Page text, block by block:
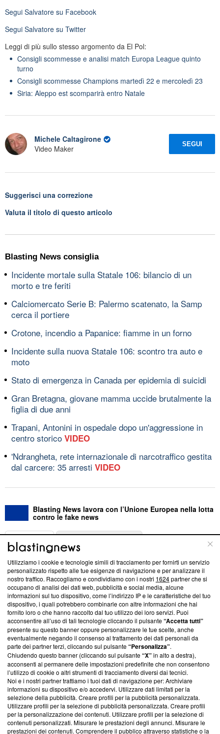
Segui Salvatore su Facebook
Segui Salvatore su Twitter
Leggi di più sullo stesso argomento da El Pol:
Consigli scommesse e analisi match Europa League quinto
turno
Consigli scommesse Champions martedì 22 e mercoledì 23
Siria: Aleppo est scomparirà entro Natale
Michele Caltagirone
Video Maker
SEGUI
Suggerisci una correzione
Valuta il titolo di questo articolo
Blasting News consiglia
Incidente mortale sulla Statale 106: bilancio di un
morto e tre feriti
Calciomercato Serie B: Palermo scatenato, la Samp
cerca il portiere
Crotone, incendio a Papanice: fiamme in un forno
Incidente sulla nuova Statale 106: scontro tra auto e
moto
Stato di emergenza in Canada per epidemia di suicidi
Gran Bretagna, giovane mamma uccide brutalmente la
figlia di due anni
Trapani, Antonini in ospedale dopo un'aggressione in
centro storico VIDEO
'Ndrangheta, rete internazionale di narcotraffico gestita
dal carcere: 35 arresti VIDEO
Blasting News lavora con l’Unione Europea nella lotta
contro le fake news
ABOUT
Questa sezione offre informazioni trasparenti su Blasting
News, sui nostri processi editoriali e su come ci impegniamo a
creare news di qualità. Inoltre, afferma la nostra aderenza a
‘Trust Project - News with Integrity’Blasting News non è
ancora membro del programma, ma ha richiesto di farne
parte; Trust Project non ha ancora effettuato una verifica di
conformità agli standard.
Su di noi
Team editoriale
Corporate
Redazione
Informativa Privacy
Utilizziamo i cookie e tecnologie simili di tracciamento per fornirti un servizio
personalizzato rispetto alle tue esigenze di navigazione e per analizzare il
nostro traffico. Raccogliamo e condividiamo con i nostri 1624partner che si
occupano di analisi dei dati web, pubblicità e social media, alcune
informazioni sul tuo dispositivo, come l’indirizzo IP e le caratteristiche del tuo
dispositivo, i quali potrebbero combinarle con altre informazioni che hai
fornito loro o che hanno raccolto dal tuo utilizzo dei loro servizi. Puoi
acconsentire all’uso di tali tecnologie cliccando il pulsante“Accetta tutti”
presente su questo banner oppure personalizzare le tue scelte, anche
eventualmente negando il consenso al trattamento dei dati personali da
parte dei partner terzi, cliccando sul pulsante“Personalizza”.
Chiudendo questo banner (cliccando sul pulsante“X”in alto a destra),
acconsenti al permanere delle impostazioni predefinite che non consentono
l’utilizzo di cookie o altri strumenti di tracciamento diversi dai tecnici.
Noi e i nostri partner trattiamo i tuoi dati di navigazione per: Archiviare
informazioni su dispositivo e/o accedervi. Utilizzare dati limitati per la
selezione della pubblicità. Creare profili per la pubblicità personalizzata.
Utilizzare profili per la selezione di pubblicità personalizzata. Creare profili
per la personalizzazione dei contenuti. Utilizzare profili per la selezione di
contenuti personalizzati. Misurare le prestazioni degli annunci. Misurare le
prestazioni dei contenuti. Comprendere il pubblico attraverso statistiche o la